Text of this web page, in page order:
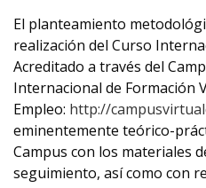
El planteamiento
realización del Curso
Acreditado a través del
Internacional de Formación
Empleo: http://
eminentemente teórico-
Campus con los materiales
seguimiento, así como con